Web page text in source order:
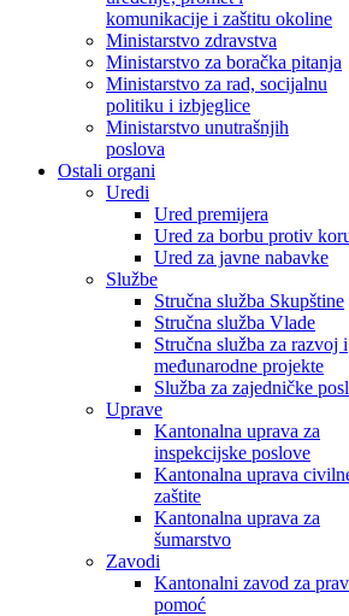
komunikacije i zaštitu okoline
Ministarstvo zdravstva
Ministarstvo za boračka pitanja
Ministarstvo za rad, socijalnu
politiku i izbjeglice
Ministarstvo unutrašnjih
poslova
Ostali organi
Uredi
Ured premijera
Ured za borbu protiv
Ured za javne nabavke
Službe
Stručna služba Skupštine
Stručna služba Vlade
Stručna služba za razvoj i
međunarodne projekte
Služba za zajedničke
Uprave
Kantonalna uprava za
inspekcijske poslove
Kantonalna uprava
zaštite
Kantonalna uprava za
šumarstvo
Zavodi
Kantonalni zavod za
pomoć